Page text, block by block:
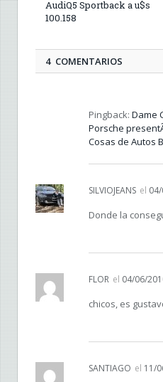
AudiQ5 Sportback a u$s
100.158
4 COMENTARIOS
Pingback: Dame
Porsche
Cosas de Autos
SILVIOJEANS el
Donde la
FLOR el 04/06/
chicos, es
SANTIAGO el 11/